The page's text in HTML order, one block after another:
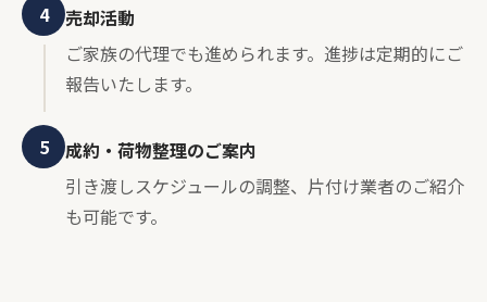
4
売却活動
ご家族の代理でも進められます。進捗は定期的にご
報告いたします。
5
成約・荷物整理のご案内
引き渡しスケジュールの調整、片付け業者のご紹介
も可能です。